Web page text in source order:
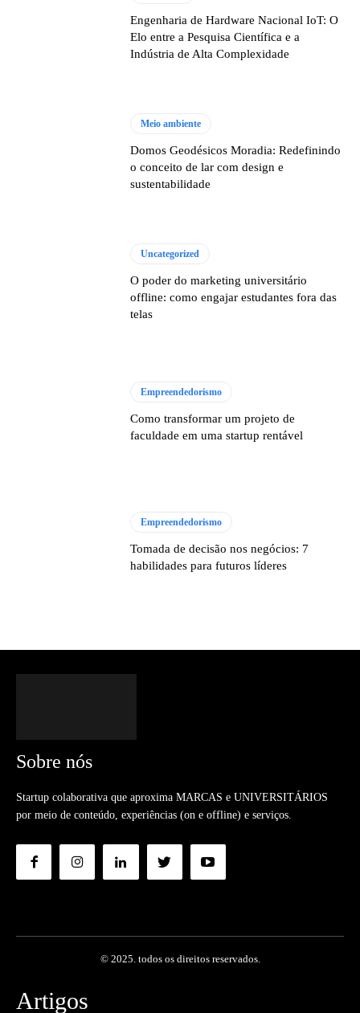
Engenharia de Hardware Nacional IoT: O
Elo entre a Pesquisa Científica e a
Indústria de Alta Complexidade
Meio ambiente
Domos Geodésicos Moradia: Redefinindo
o conceito de lar com design e
sustentabilidade
Uncategorized
O poder do marketing universitário
offline: como engajar estudantes fora das
telas
Empreendedorismo
Como transformar um projeto de
faculdade em uma startup rentável
Empreendedorismo
Tomada de decisão nos negócios: 7
habilidades para futuros líderes
Sobre nós
Startup colaborativa que aproxima MARCAS e UNIVERSITÁRIOS
por meio de conteúdo, experiências (on e offline) e serviços.
© 2025. todos os direitos reservados.
Artigos